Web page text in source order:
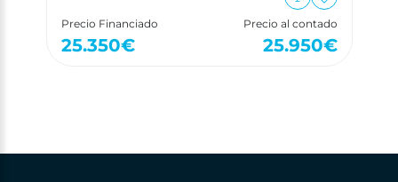
Precio Financiado
25.350€
Precio al contado
25.950€